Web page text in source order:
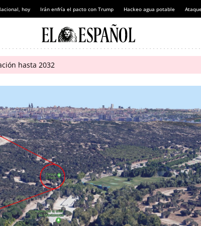
hoy Irán enfría el pacto con Trump Hackeo agua potable
hasta 2032